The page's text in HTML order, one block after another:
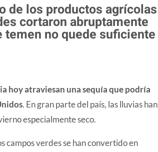
de los productos agrícolas
cortaron abruptamente
no quede suficiente
hoy atraviesan una sequía que podría
. En gran parte del país, las lluvias han
especialmente seco.
campos verdes se han convertido en